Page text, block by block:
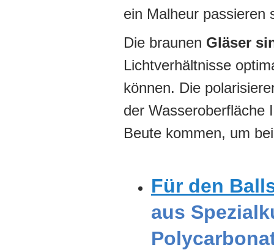
ein Malheur passieren
Die braunen Gläser
Lichtverhältnisse
können. Die
der Wasseroberfläche
Beute kommen, um
Für den
aus